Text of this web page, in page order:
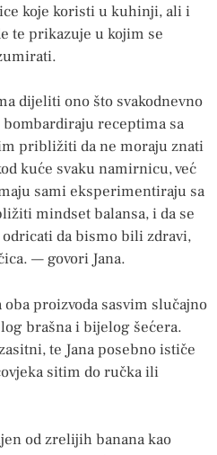
koje koristi u kuhinji, ali i
te prikazuje u kojim se
dijeliti ono što svakodnevno
receptima sa
približiti da ne moraju znati
kuće svaku namirnicu, već
sami eksperimentiraju sa
mindset balansa, i da se
da bismo bili zdravi,
— govori Jana.
proizvoda sasvim slučajno
brašna i bijelog šećera.
te Jana posebno ističe
sitim do ručka ili
od zrelijih banana kao